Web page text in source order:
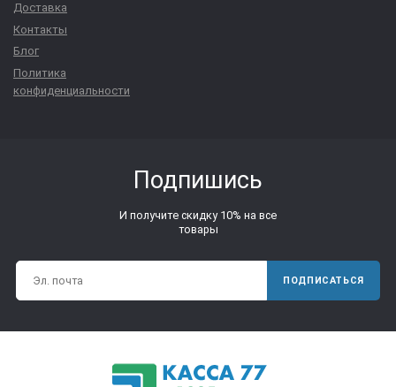
Доставка
Контакты
Блог
Политика
конфиденциальности
Подпишись
И получите скидку 10% на все
товары
ПОДПИСАТЬСЯ